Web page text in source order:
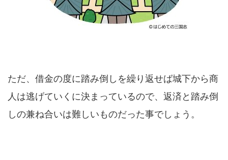
ただ、借金の度に踏み倒しを繰り返せば城下から商
人は逃げていくに決まっているので、返済と踏み倒
しの兼ね合いは難しいものだった事でしょう。